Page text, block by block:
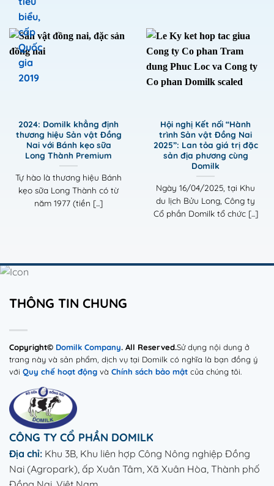
2024: Domilk khẳng định
thương hiệu Sản vật Đồng
Nai với Bánh kẹo sữa
Long Thành Premium
Tự hào là thương hiệu Bánh
kẹo sữa Long Thành có từ
năm 1977 (tiền [...]
Hội nghị Kết nối “Hành
trình Sản vật Đồng Nai
2025”: Lan tỏa giá trị đặc
sản địa phương cùng
Domilk
Ngày 16/04/2025, tại Khu
du lịch Bửu Long, Công ty
Cổ phần Domilk tổ chức [...]
THÔNG TIN CHUNG
Copyright© Domilk Company. All Reserved.Sử dụng nội dung ở
trang này và sản phẩm, dịch vụ tại Domilk có nghĩa là bạn đồng ý
với Quy chế hoạt động và Chính sách bảo mật của chúng tôi.
CÔNG TY CỔ PHẦN DOMILK
Địa chỉ: Khu 3B, Khu liên hợp Công Nông nghiệp Đồng
Nai (Agropark), ấp Xuân Tâm, Xã Xuân Hòa, Thành phố